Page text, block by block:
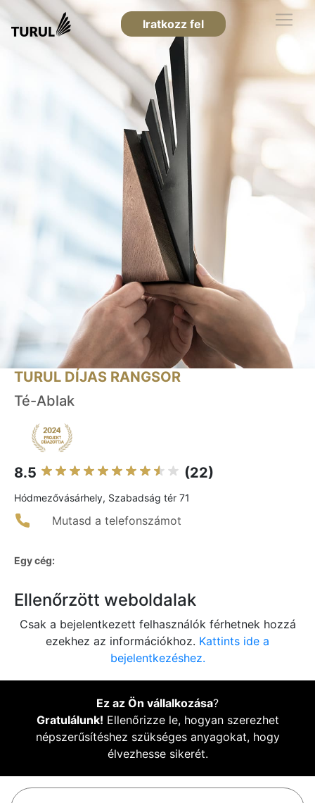
Iratkozz fel
TURUL DÍJAS RANGSOR
Té-Ablak
8.5 (22)
Hódmezővásárhely, Szabadság tér 71
Mutasd a telefonszámot
Egy cég:
Ellenőrzött weboldalak
Csak a bejelentkezett felhasználók férhetnek hozzá
ezekhez az információkhoz. Kattints ide a
bejelentkezéshez.
Ez az Ön vállalkozása?
Gratulálunk! Ellenőrizze le, hogyan szerezhet
népszerűsítéshez szükséges anyagokat, hogy
élvezhesse sikerét.